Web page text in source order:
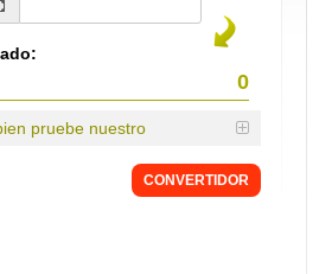
pruebe nuestro
CONVERTIDOR